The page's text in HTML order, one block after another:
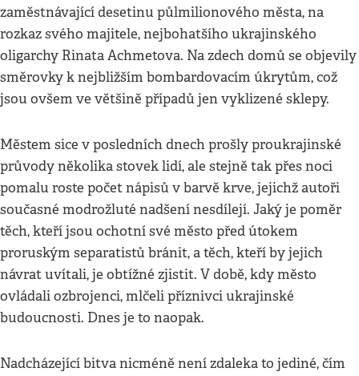
zaměstnávající desetinu půlmilionového města, na
rozkaz svého majitele, nejbohatšího ukrajinského
oligarchy Rinata Achmetova. Na zdech domů se objevily
směrovky k nejbližším bombardovacím úkrytům, což
jsou ovšem ve většině případů jen vyklizené sklepy.
Městem sice v posledních dnech prošly proukrajinské
průvody několika stovek lidí, ale stejně tak přes noci
pomalu roste počet nápisů v barvě krve, jejichž autoři
současné modrožluté nadšení nesdílejí. Jaký je poměr
těch, kteří jsou ochotní své město před útokem
proruským separatistů bránit, a těch, kteří by jejich
návrat uvítali, je obtížné zjistit. V době, kdy město
ovládali ozbrojenci, mlčeli příznivci ukrajinské
budoucnosti. Dnes je to naopak.
Nadcházející bitva nicméně není zdaleka to jediné, čím